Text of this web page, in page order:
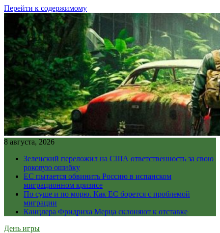
Перейти к содержимому
8 августа, 2026
Зеленский переложил на США ответственность за свою
роковую ошибку
ЕС пытается обвинить Россию в испанском
миграционном кризисе
По суше и по морю. Как ЕС борется с проблемой
миграции
Канцлера Фридриха Мерца склоняют к отставке
День игры